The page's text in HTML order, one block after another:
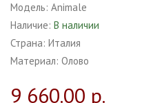
Модель: Animale
Наличие: В наличии
Страна: Италия
Материал: Олово
9 660.00 р.